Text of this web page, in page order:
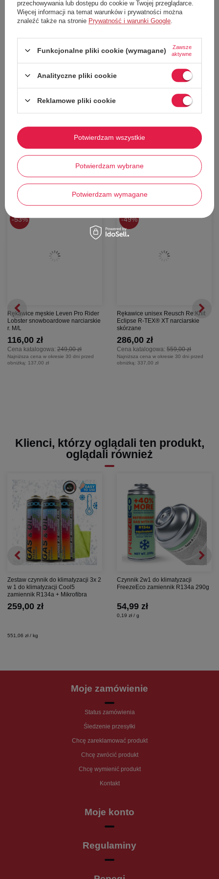
Sportowa, techniczna rękawica od marki Level
Wytworzone z
wysokiej jakości wodoodpornej skóry naturalnej
Wyraziste kolory
Elastyczne i regulowane neoprenowe
Stwórz zestaw i dodaj do
zamówienia
53%
Rękawice męskie Leven Pro Rider
Lobster snowboardowe narciarskie
r. M/L
Cena katalogowa: 249,00 zł
116,00 zł
Najniższa cena w okresie 30 dni przed
obniżką: 137,00 zł
49%
Rękawice unisex Reusch Re:Knit
Eclipse R-TEX® XT narciarskie
skórzane
Cena katalogowa: 559,00 zł
286,00 zł
Najniższa cena w okresie 30 dni przed
obniżką: 337,00 zł
Klienci, którzy oglądali ten produkt,
oglądali również
Zestaw czynnik do klimatyzacji 3x 2
w 1 do klimatyzacji Cool5
zamiennik R134a + Mikrofibra
259,00 zł
551,06 zł / kg
Czynnik 2w1 do klimatyzacji
FreezeEco zamiennik R134a 290g
54,99 zł
0,19 zł / g
Moje zamówienie
Status zamówienia
Śledzenie przesyłki
Chcę zareklamować produkt
Chcę zwrócić produkt
Chcę wymienić produkt
Kontakt
Moje konto
Regulaminy
przechowywania lub dostępu do cookie w Twojej przeglądarce.
Więcej informacji na temat warunków i prywatności można
znaleźć także na stronie Prywatność i warunki Google
Funkcjonalne pliki cookie (wymagane)
Zawsze
aktywne
Analityczne pliki cookie
Reklamowe pliki cookie
Potwierdzam wybrane
Potwierdzam wymagane
Potwierdzam wszystkie